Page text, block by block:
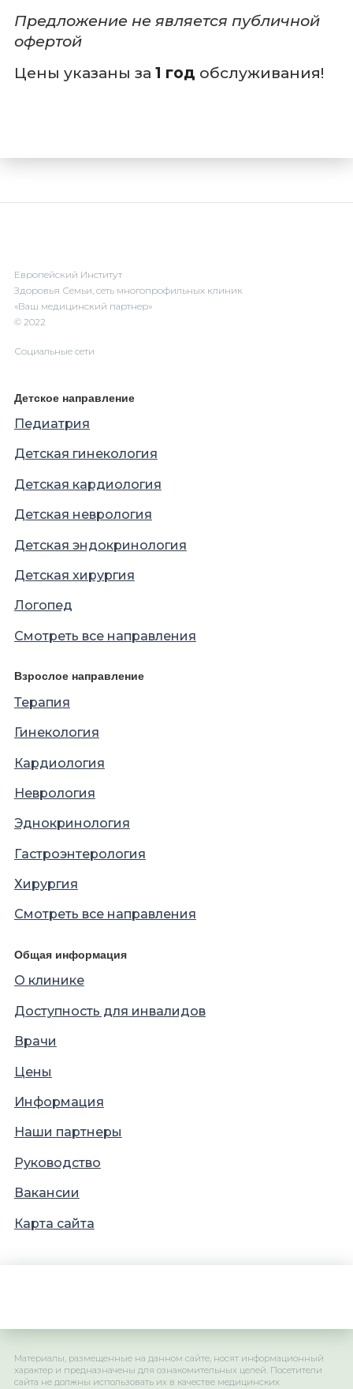
Предложение не является публичной
офертой
Цены указаны за 1 год обслуживания!
Европейский Институт
Здоровья Семьи, сеть многопрофильных клиник
«Ваш медицинский партнер»
© 2022
Социальные сети
Детское направление
Педиатрия
Детская гинекология
Детская кардиология
Детская неврология
Детская эндокринология
Детская хирургия
Логопед
Смотреть все направления
Взрослое направление
Терапия
Гинекология
Кардиология
Неврология
Эднокринология
Гастроэнтерология
Хирургия
Смотреть все направления
Общая информация
О клинике
Доступность для инвалидов
Врачи
Цены
Информация
Наши партнеры
Руководство
Вакансии
Карта сайта
Материалы, размещенные на данном сайте, носят информационный
характер и предназначены для ознакомительных целей. Посетители
сайта не должны использовать их в качестве медицинских